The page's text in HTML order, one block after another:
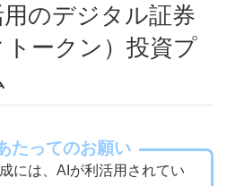
のデジタル証券
トークン）投資プ
たってのお願い
には、AIが利活用されてい